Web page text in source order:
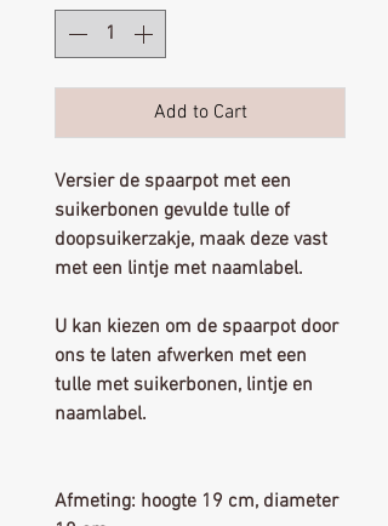
Add to Cart
Versier de spaarpot met een
suikerbonen gevulde tulle of
doopsuikerzakje, maak deze vast
met een lintje met naamlabel.
U kan kiezen om de spaarpot door
ons te laten afwerken met een
tulle met suikerbonen, lintje en
naamlabel.
Afmeting: hoogte 19 cm, diameter